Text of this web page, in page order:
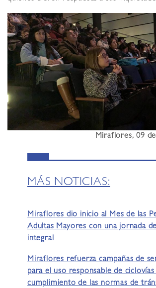
Miraflores, 09
MÁS NOTICIAS:
Miraflores dio inicio al Mes de las
Adultas Mayores con una jornada
integral
Miraflores refuerza campañas de
para el uso responsable de ciclovías
cumplimiento de las normas de